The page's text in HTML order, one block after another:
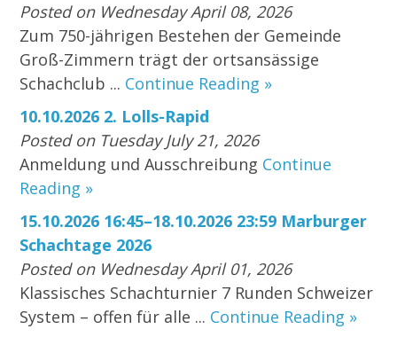
Posted on Wednesday April 08, 2026
Zum 750-jährigen Bestehen der Gemeinde
Groß-Zimmern trägt der ortsansässige
Schachclub ... Continue Reading »
10.10.2026 2. Lolls-Rapid
Posted on Tuesday July 21, 2026
Anmeldung und Ausschreibung Continue
Reading »
15.10.2026 16:45–18.10.2026 23:59 Marburger
Schachtage 2026
Posted on Wednesday April 01, 2026
Klassisches Schachturnier 7 Runden Schweizer
System – offen für alle ... Continue Reading »